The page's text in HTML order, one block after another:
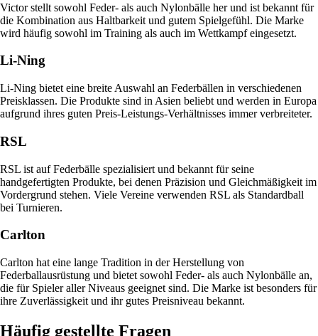
Victor stellt sowohl Feder- als auch Nylonbälle her und ist bekannt für
die Kombination aus Haltbarkeit und gutem Spielgefühl. Die Marke
wird häufig sowohl im Training als auch im Wettkampf eingesetzt.
Li-Ning
Li-Ning bietet eine breite Auswahl an Federbällen in verschiedenen
Preisklassen. Die Produkte sind in Asien beliebt und werden in Europa
aufgrund ihres guten Preis-Leistungs-Verhältnisses immer verbreiteter.
RSL
RSL ist auf Federbälle spezialisiert und bekannt für seine
handgefertigten Produkte, bei denen Präzision und Gleichmäßigkeit im
Vordergrund stehen. Viele Vereine verwenden RSL als Standardball
bei Turnieren.
Carlton
Carlton hat eine lange Tradition in der Herstellung von
Federballausrüstung und bietet sowohl Feder- als auch Nylonbälle an,
die für Spieler aller Niveaus geeignet sind. Die Marke ist besonders für
ihre Zuverlässigkeit und ihr gutes Preisniveau bekannt.
Häufig gestellte Fragen